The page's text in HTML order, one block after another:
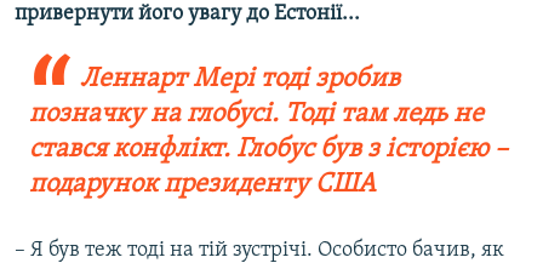
привернути його увагу до Естонії...
Леннарт Мері тоді зробив
позначку на глобусі. Тоді там ледь не
стався конфлікт. Глобус був з історією –
подарунок президенту США
– Я був теж тоді на тій зустрічі. Особисто бачив, як